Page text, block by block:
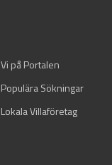
Vi på Portalen
Populära Sökningar
Lokala Villaföretag